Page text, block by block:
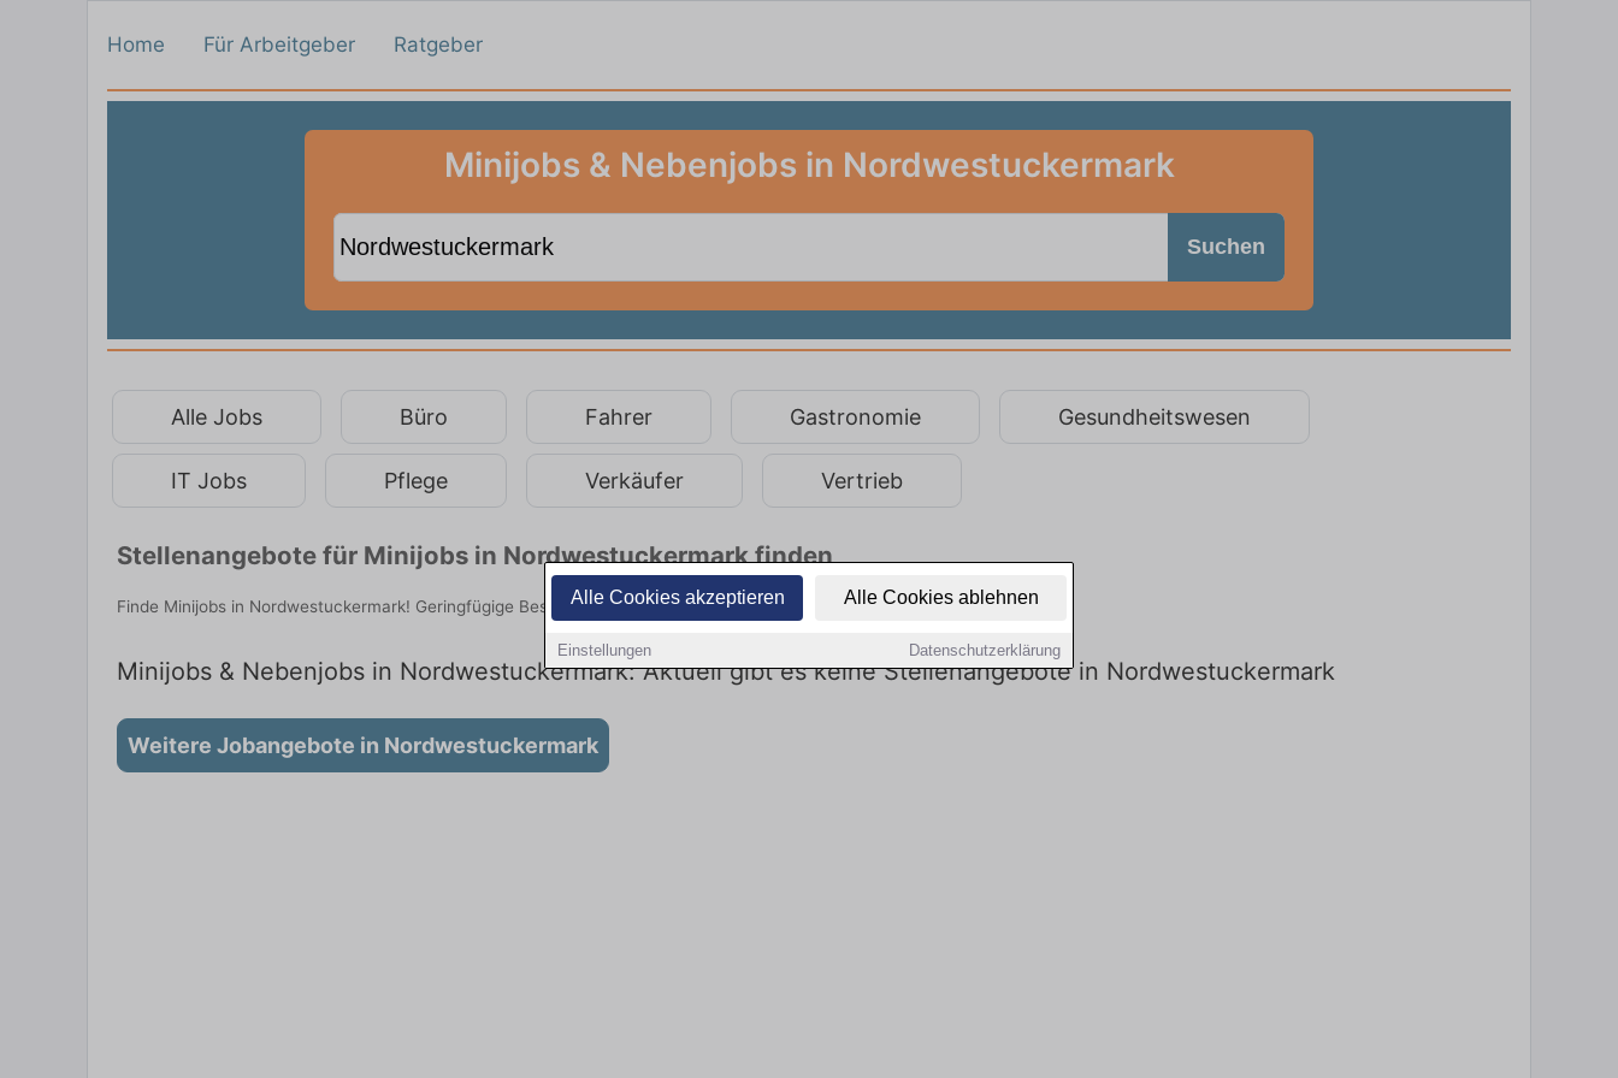
Alle Cookies akzeptieren Alle Cookies ablehnen
Einstellungen Datenschutzerklärung
Home Für Arbeitgeber Ratgeber
Minijobs & Nebenjobs in Nordwestuckermark
Suchen
Alle Jobs Büro Fahrer Gastronomie Gesundheitswesen
IT Jobs Pflege Verkäufer Vertrieb
Stellenangebote für Minijobs in Nordwestuckermark finden
Finde Minijobs in Nordwestuckermark! Geringfügige Beschäftigung bis 556 Euro. Jetzt bewerben!
Minijobs & Nebenjobs in Nordwestuckermark: Aktuell gibt es keine Stellenangebote in Nordwestuckermark
Weitere Jobangebote in Nordwestuckermark